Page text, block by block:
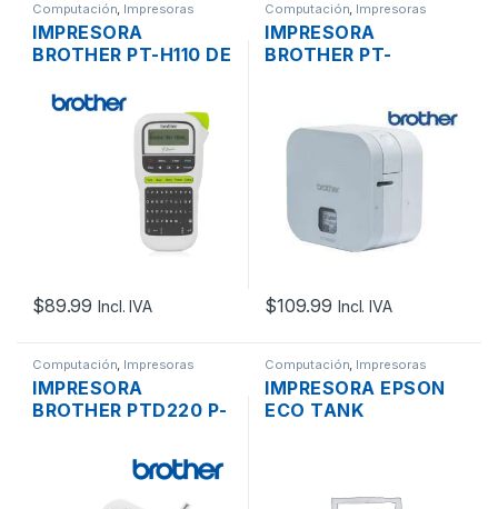
Computación Impresoras
IMPRESORA
BROTHER PT-H110 DE
LABELWORKS
ROTULADORA
$89.99 Incl. IVA
Computación Impresoras
IMPRESORA
BROTHER PT-
ETIQUETAS
LABELWORKS Y
MANUAL
BLUETOOTH
$109.99 Incl. IVA
Computación Impresoras
IMPRESORA
BROTHER PTD220 P-
ETIQUETAS
LABELMAKER
Computación Impresoras
IMPRESORA EPSON
ECO TANK